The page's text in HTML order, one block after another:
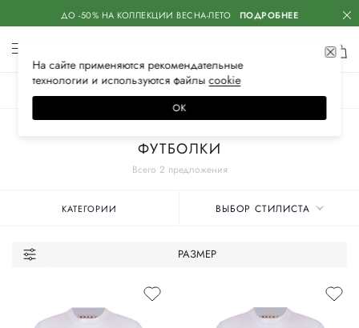
ДО -50% НА КОЛЛЕКЦИИ ВЕСНА-ЛЕТО ПОДРОБНЕЕ
Всего 2 предложения
ФУТБОЛКИ
КАТЕГОРИИ ВЫБОР СТИЛИСТА
РАЗМЕР
На сайте применяются рекомендательные
технологии и используются файлысооkiе
ОК